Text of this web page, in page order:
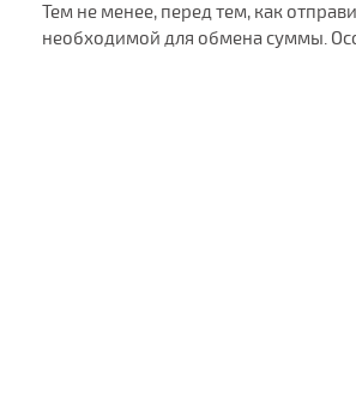
Тем не менее, перед тем, как
необходимой для обмена суммы.